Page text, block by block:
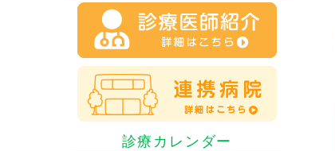
診療カレンダー